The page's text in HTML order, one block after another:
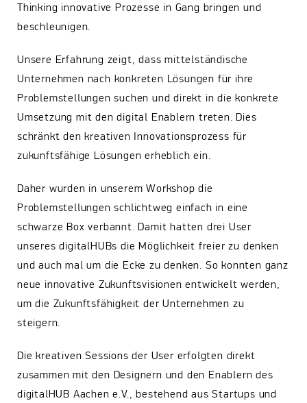
Thinking innovative Prozesse in Gang bringen und
beschleunigen.
Unsere Erfahrung zeigt, dass mittelständische
Unternehmen nach konkreten Lösungen für ihre
Problemstellungen suchen und direkt in die konkrete
Umsetzung mit den digital Enablern treten. Dies
schränkt den kreativen Innovationsprozess für
zukunftsfähige Lösungen erheblich ein.
Daher wurden in unserem Workshop die
Problemstellungen schlichtweg einfach in eine
schwarze Box verbannt. Damit hatten drei User
unseres digitalHUBs die Möglichkeit freier zu denken
und auch mal um die Ecke zu denken. So konnten ganz
neue innovative Zukunftsvisionen entwickelt werden,
um die Zukunftsfähigkeit der Unternehmen zu
steigern.
Die kreativen Sessions der User erfolgten direkt
zusammen mit den Designern und den Enablern des
digitalHUB Aachen e.V., bestehend aus Startups und